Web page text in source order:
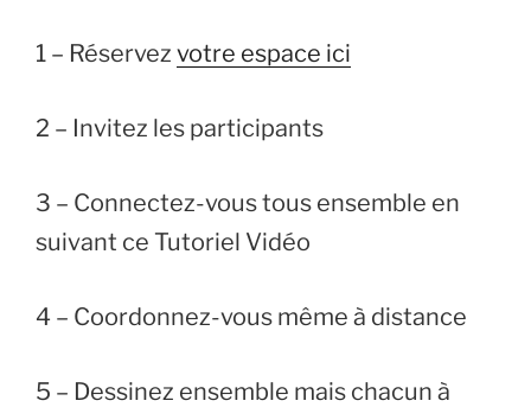
1 – Réservez votre espace ici
2 – Invitez les participants
3 – Connectez-vous tous ensemble en
suivant ce Tutoriel Vidéo
4 – Coordonnez-vous même à distance
5 – Dessinez ensemble mais chacun à